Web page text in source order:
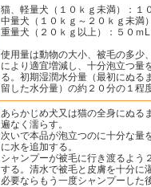
猫、軽量犬（１０ｋｇ未満）：１
中量犬（１０ｋｇ～２０ｋｇ未満
重量犬（２０ｋｇ以上）：５０ｍL
使用量は動物の大小、被毛の多少
により適宜増減し、十分泡立つ量
る。初期湿潤水分量（最初にぬる
留した水分量）の約２０分の１程
あらかじめ犬又は猫の全身にぬる
遍なく濡らす。
次いで本品が泡立つのに十分な量
に水を追加する。
シャンプーが被毛に行き渡るよう
する。清水で被毛と皮膚を十分に
必要ならもう一度シャンプーした